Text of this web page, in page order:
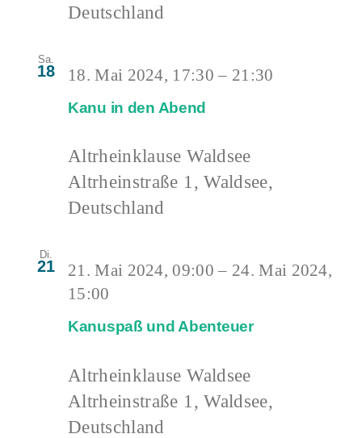
Deutschland
Sa.
18
Kanu in den Abend
18. Mai 2024, 17:30 – 21:30
Altrheinklause Waldsee
Altrheinstraße 1, Waldsee,
Deutschland
Di.
21
Kanuspaß und Abenteuer
21. Mai 2024, 09:00 – 24. Mai 2024,
15:00
Altrheinklause Waldsee
Altrheinstraße 1, Waldsee,
Deutschland